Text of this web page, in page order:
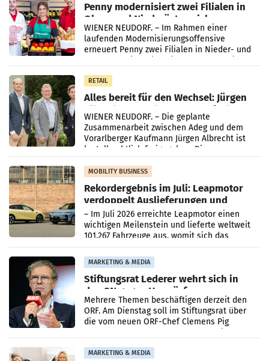
Penny modernisiert zwei Filialen in
Ober- und Niederösterreich
WIENER NEUDORF. – Im Rahmen einer
laufenden Modernisierungsoffensive
erneuert Penny zwei Filialen in Nieder- und
RETAIL
Alles bereit für den Wechsel: Jürgen
Albrecht setzt ab 1.1.2027 auf Adeg
WIENER NEUDORF. – Die geplante
Zusammenarbeit zwischen Adeg und dem
Vorarlberger Kaufmann Jürgen Albrecht ist
kartellrechtlich freigegeben: Die
Bundeswettbewerbsbehörde und der
Bundeskartellanwalt
MOBILITY BUSINESS
Rekordergebnis im Juli: Leapmotor
verdoppelt Auslieferungen und
überschreitet die 100.000er-Marke
– Im Juli 2026 erreichte Leapmotor einen
wichtigen Meilenstein und lieferte weltweit
101.267 Fahrzeuge aus, womit sich das
Ergebnis gegenüber Juli 2025 mehr als
verdoppelte (+102
MARKETING & MEDIA
Stiftungsrat Lederer wehrt sich in
den SN gegen Vorwürfe
Mehrere Themen beschäftigen derzeit den
ORF. Am Dienstag soll im Stiftungsrat über
die vom neuen ORF-Chef Clemens Pig
MARKETING & MEDIA